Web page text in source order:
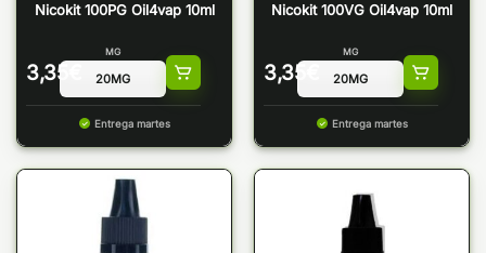
Nicokit 100PG Oil4vap 10ml
3,35
MG
Entrega martes
Nicokit 100VG Oil4vap 10ml
3,35
MG
Entrega martes